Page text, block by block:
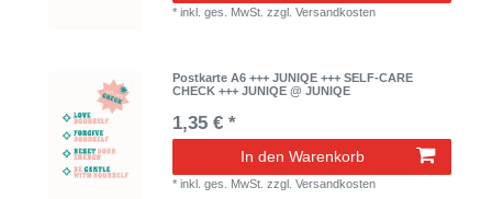
*inkl. ges. MwSt. zzgl.Versandkosten
Postkarte A6 +++ JUNIQE +++ SELF-CARE
CHECK +++ JUNIQE @ JUNIQE
1,35 € *
In den Warenkorb
*inkl. ges. MwSt. zzgl.Versandkosten